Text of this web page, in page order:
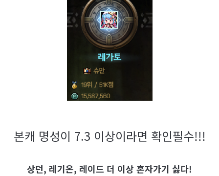
본캐 명성이 7.3 이상이라면 확인필수!!!
상던, 레기온, 레이드 더 이상 혼자가기 싫다!